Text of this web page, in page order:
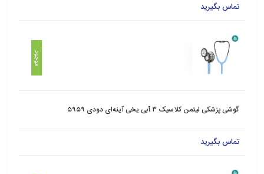
تماس بگیرید
موجود
گوشی پزشکی لیتمن کلاسیک ۳ آبی یخی آینه‌ای دودی ۵۹۵۹
تماس بگیرید